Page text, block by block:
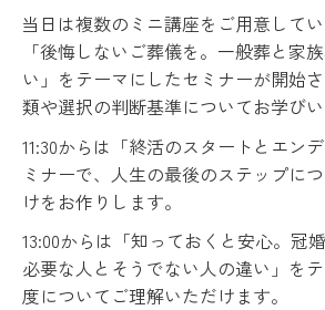
当日は複数のミニ講座をご用意して
「後悔しないご葬儀を。一般葬と家
い」をテーマにしたセミナーが開始
類や選択の判断基準についてお学びい
11:30からは「終活のスタートとエン
ミナーで、人生の最後のステップに
けをお作りします。
13:00からは「知っておくと安心。冠
必要な人とそうでない人の違い」を
度についてご理解いただけます。